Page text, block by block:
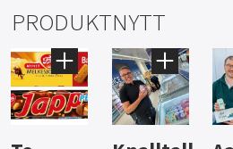
PRODUKTNYTT